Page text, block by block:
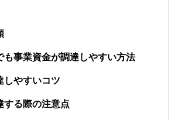
も事業資金が調達しやすい方法
しやすいコツ
する際の注意点